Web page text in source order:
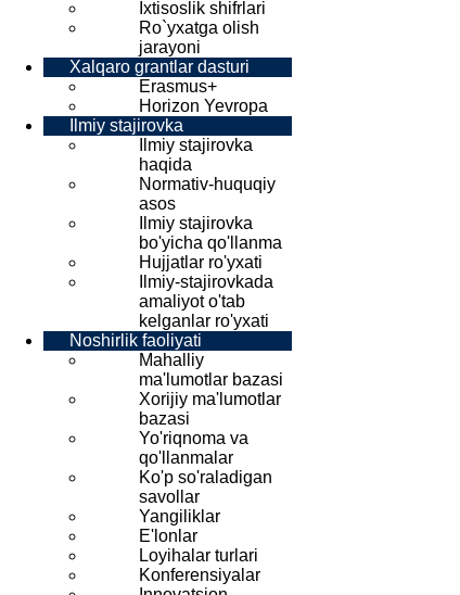
Ixtisoslik shifrlari
Ro`yxatga olish
jarayoni
Xalqaro grantlar dasturi
Erasmus+
Horizon Yevropa
Ilmiy stajirovka
Ilmiy stajirovka
haqida
Normativ-huquqiy
asos
Ilmiy stajirovka
bo'yicha qo'llanma
Hujjatlar ro'yxati
Ilmiy-stajirovkada
amaliyot o'tab
kelganlar ro'yxati
Noshirlik faoliyati
Mahalliy
ma'lumotlar bazasi
Xorijiy ma'lumotlar
bazasi
Yo'riqnoma va
qo'llanmalar
Ko'p so'raladigan
savollar
Yangiliklar
E'lonlar
Loyihalar turlari
Konferensiyalar